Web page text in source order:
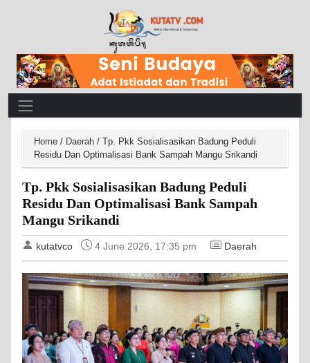
Main Navigation
Home / Daerah / Tp. Pkk Sosialisasikan Badung Peduli
Residu Dan Optimalisasi Bank Sampah Mangu Srikandi
Tp. Pkk Sosialisasikan Badung Peduli
Residu Dan Optimalisasi Bank Sampah
Mangu Srikandi
kutatvco 4 June 2026, 17:35 pm Daerah